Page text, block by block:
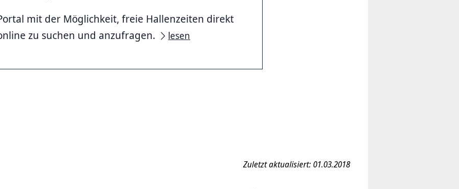
mit der Möglichkeit, freie Hallenzeiten direkt
zu suchen und anzufragen.
lesen
Zuletzt aktualisiert: 01.03.2018